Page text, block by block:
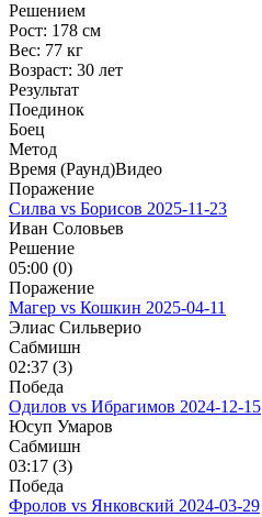
Решением
Рост: 178 см
Вес: 77 кг
Возраст: 30 лет
Результат
Поединок
Боец
Метод
Время (Раунд)Видео
Поражение
Силва vs Борисов 2025-11-23
Иван Соловьев
Решение
05:00 (0)
Поражение
Магер vs Кошкин 2025-04-11
Элиас Сильверио
Сабмишн
02:37 (3)
Победа
Одилов vs Ибрагимов 2024-12-15
Юсуп Умаров
Сабмишн
03:17 (3)
Победа
Фролов vs Янковский 2024-03-29